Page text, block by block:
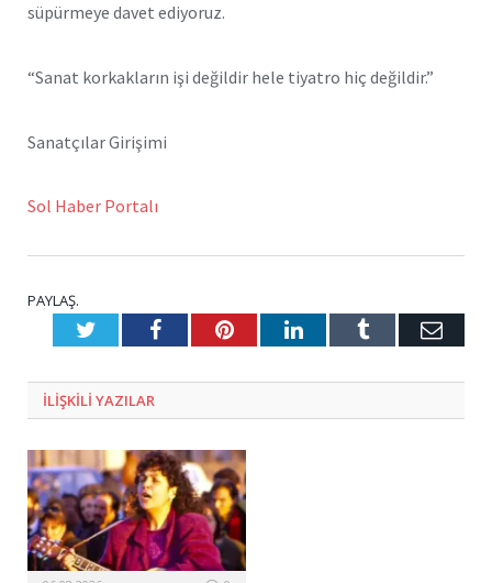
süpürmeye davet ediyoruz.
“Sanat korkakların işi değildir hele tiyatro hiç değildir.”
Sanatçılar Girişimi
Sol Haber Portalı
PAYLAŞ.
TwitterFacebookPinterestLinkedInTumblr E-
ILIŞKILI YAZILAR